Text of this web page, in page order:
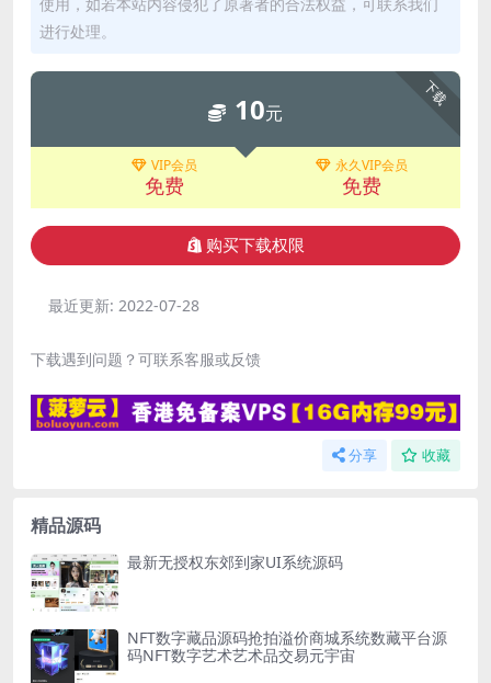
使用，如若本站内容侵犯了原著者的合法权益，可联系我们
进行处理。
下载
10元
VIP会员
免费
永久VIP会员
免费
购买下载权限
最近更新: 2022-07-28
下载遇到问题？可联系客服或反馈
分享 收藏
精品源码
最新无授权东郊到家UI系统源码
NFT数字藏品源码抢拍溢价商城系统数藏平台源
码NFT数字艺术艺术品交易元宇宙